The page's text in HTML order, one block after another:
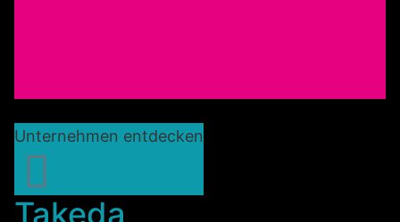
Unternehmen entdecken
Takeda